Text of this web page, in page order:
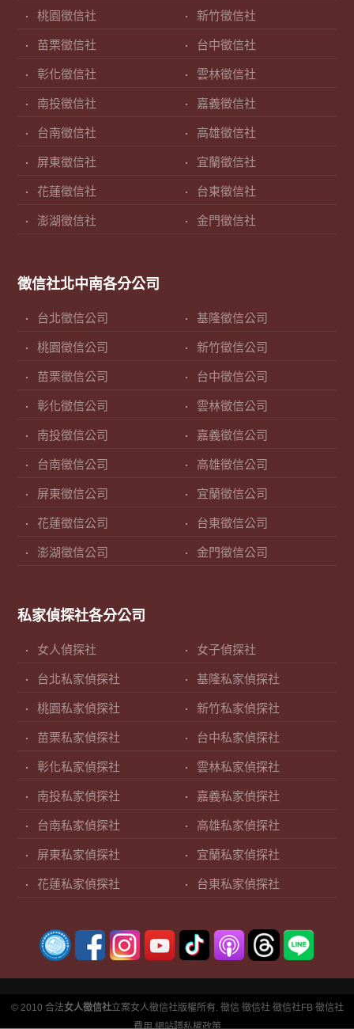
桃園徵信社 新竹徵信社
苗栗徵信社 台中徵信社
彰化徵信社 雲林徵信社
南投徵信社 嘉義徵信社
台南徵信社 高雄徵信社
屏東徵信社 宜蘭徵信社
花蓮徵信社 台東徵信社
澎湖徵信社 金門徵信社
徵信社北中南各分公司
台北徵信公司 基隆徵信公司
桃園徵信公司 新竹徵信公司
苗栗徵信公司 台中徵信公司
彰化徵信公司 雲林徵信公司
南投徵信公司 嘉義徵信公司
台南徵信公司 高雄徵信公司
屏東徵信公司 宜蘭徵信公司
花蓮徵信公司 台東徵信公司
澎湖徵信公司 金門徵信公司
私家偵探社各分公司
女人偵探社 女子偵探社
台北私家偵探社 基隆私家偵探社
桃園私家偵探社 新竹私家偵探社
苗栗私家偵探社 台中私家偵探社
彰化私家偵探社 雲林私家偵探社
南投私家偵探社 嘉義私家偵探社
台南私家偵探社 高雄私家偵探社
屏東私家偵探社 宜蘭私家偵探社
花蓮私家偵探社 台東私家偵探社
© 2010 合法女人徵信社立案女人徵信社版權所有. 徵信 徵信社 徵信社FB 徵信社